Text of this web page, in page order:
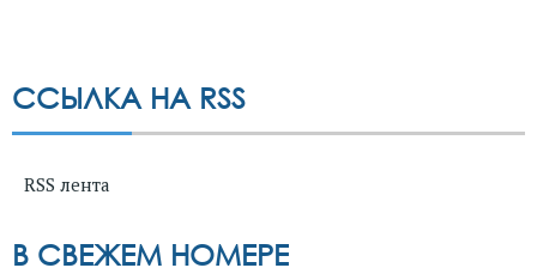
ССЫЛКА НА RSS
RSS лента
В СВЕЖЕМ НОМЕРЕ